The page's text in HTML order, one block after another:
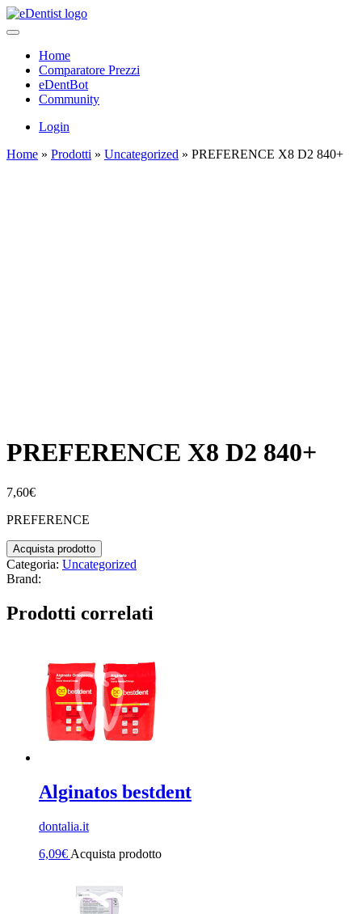
Home
Comparatore Prezzi
eDentBot
Community
Login
Home » Prodotti » Uncategorized » PREFERENCE X8 D2 840+
PREFERENCE X8 D2 840+
7,60€
PREFERENCE
Acquista prodotto
Categoria: Uncategorized
Brand:
Prodotti correlati
Alginatos bestdent
dontalia.it
6,09€ Acquista prodotto